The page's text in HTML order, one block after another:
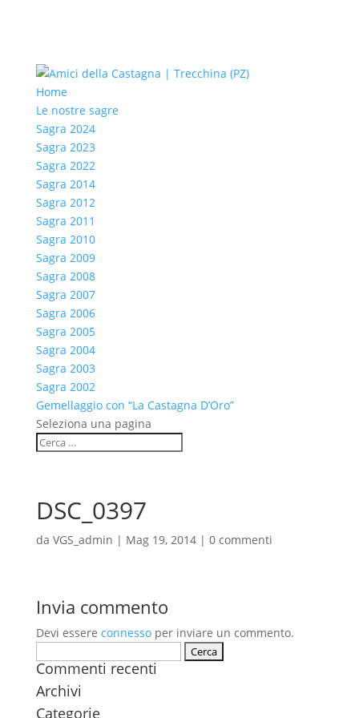
Home
Le nostre sagre
Sagra 2024
Sagra 2023
Sagra 2022
Sagra 2014
Sagra 2012
Sagra 2011
Sagra 2010
Sagra 2009
Sagra 2008
Sagra 2007
Sagra 2006
Sagra 2005
Sagra 2004
Sagra 2003
Sagra 2002
Gemellaggio con “La Castagna D’Oro”
Seleziona una pagina
DSC_0397
da VGS_admin | Mag 19, 2014| 0 commenti
Invia commento
Devi essere connessoper inviare un commento.
per:
Commenti recenti
Archivi
Categorie